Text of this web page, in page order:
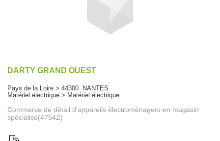
DARTY GRAND OUEST
Pays de la Loire > 44300 NANTES
Matériel électrique > Matériel électrique
Commerce de détail d'appareils électroménagers en magasin
spécialisé(4754Z)